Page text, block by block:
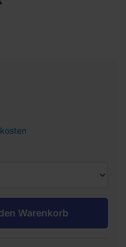
Warenkorb